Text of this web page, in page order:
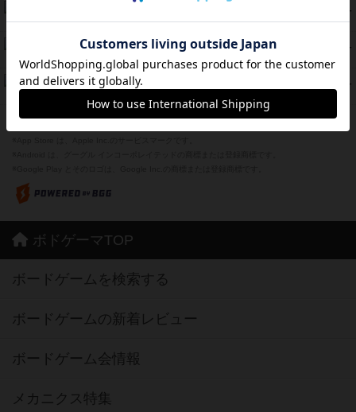
PT
紹介文あり 1件の投稿
PT
Bitter End ブタペスト救出作戦
42 PT
ドコジャン
ボドゲーマTOP
ボードゲームを検索する
ボードゲームの新着レビュー
ボードゲーム会情報
メカニクス特集